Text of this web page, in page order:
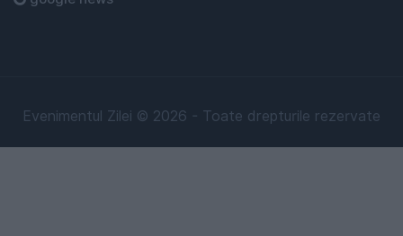
Evenimentul Zilei © 2026 - Toate drepturile rezervate